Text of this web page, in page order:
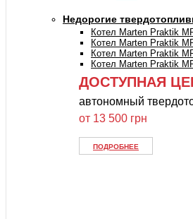
Недорогие
Котел Marten Praktik
Котел Marten Praktik
Котел Marten Praktik
Котел Marten Praktik
ДОСТУПНАЯ
автономный
от 13 500 грн
ПОДРОБНЕЕ